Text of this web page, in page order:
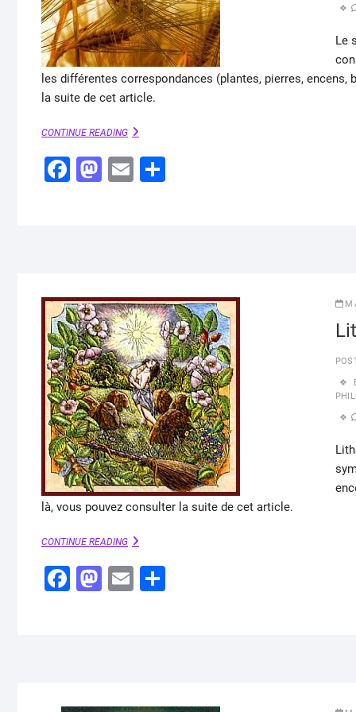
Le
les différentes correspondances (plantes, pierres,
la suite de cet article.
CONTINUE READINGLUGNASAD
SABBAT
WICCA
F
o
o
k
M
o
n
E
là, vous pouvez consulter la suite de cet article.
CONTINUE READINGLITHA
SABBAT
WICCA
F
o
M
o
E